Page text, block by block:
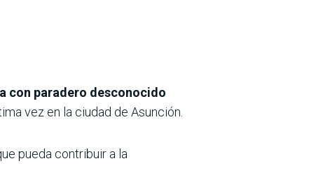
con paradero desconocido
vez en la ciudad de Asunción.
pueda contribuir a la